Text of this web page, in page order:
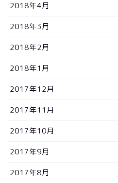
2018年4月
2018年3月
2018年2月
2018年1月
2017年12月
2017年11月
2017年10月
2017年9月
2017年8月